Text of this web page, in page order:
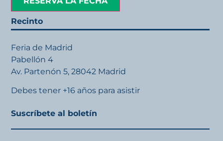
Recinto
Feria de Madrid
Pabellón 4
Av. Partenón 5, 28042 Madrid
Debes tener +16 años para asistir
Suscríbete al boletín